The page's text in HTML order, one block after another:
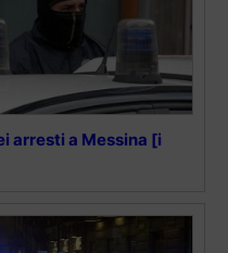
arresti a Messina [i